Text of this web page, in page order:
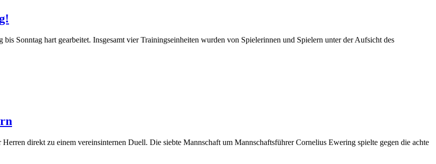
Sonntag hart gearbeitet. Insgesamt vier Trainingseinheiten wurden von Spielerinnen und Spielern unter der Aufsicht des
direkt zu einem vereinsinternen Duell. Die siebte Mannschaft um Mannschaftsführer Cornelius Ewering spielte gegen die achte